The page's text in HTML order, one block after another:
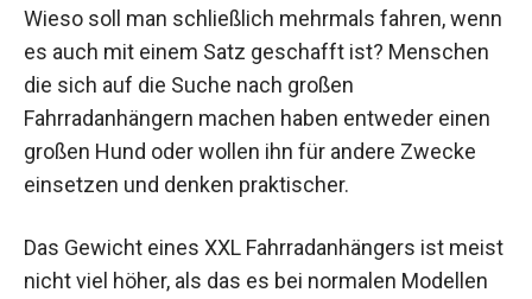
Wieso soll man schließlich mehrmals fahren, wenn
es auch mit einem Satz geschafft ist? Menschen
die sich auf die Suche nach großen
Fahrradanhängern machen haben entweder einen
großen Hund oder wollen ihn für andere Zwecke
einsetzen und denken praktischer.
Das Gewicht eines XXL Fahrradanhängers ist meist
nicht viel höher, als das es bei normalen Modellen